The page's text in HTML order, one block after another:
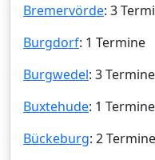
Bremervörde: 3
Burgdorf: 1 Termine
Burgwedel: 3 Termine
Buxtehude: 1 Termine
Bückeburg: 2 Termine